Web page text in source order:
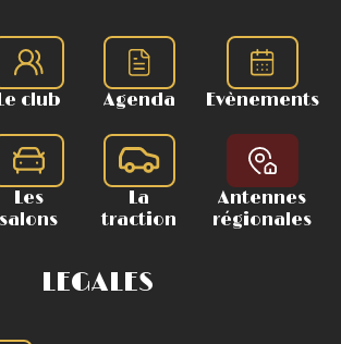
club Agenda Evènements
Les
salons
La
traction
Antennes
régionales
LEGALES